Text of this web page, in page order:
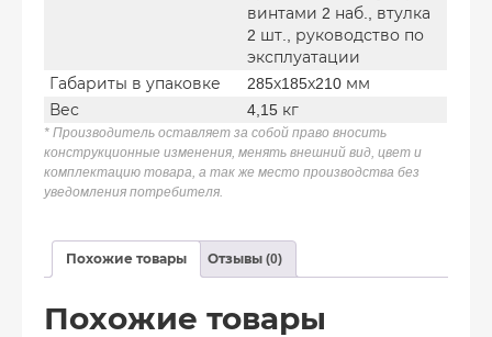
винтами 2 наб., втулка
2 шт., руководство по
эксплуатации
Габариты в упаковке
285х185х210 мм
Вес
4,15 кг
* Производитель оставляет за собой право вносить
конструкционные изменения, менять внешний вид, цвет и
комплектацию товара, а так же место производства без
уведомления потребителя.
Похожие товары Отзывы (0)
Похожие товары